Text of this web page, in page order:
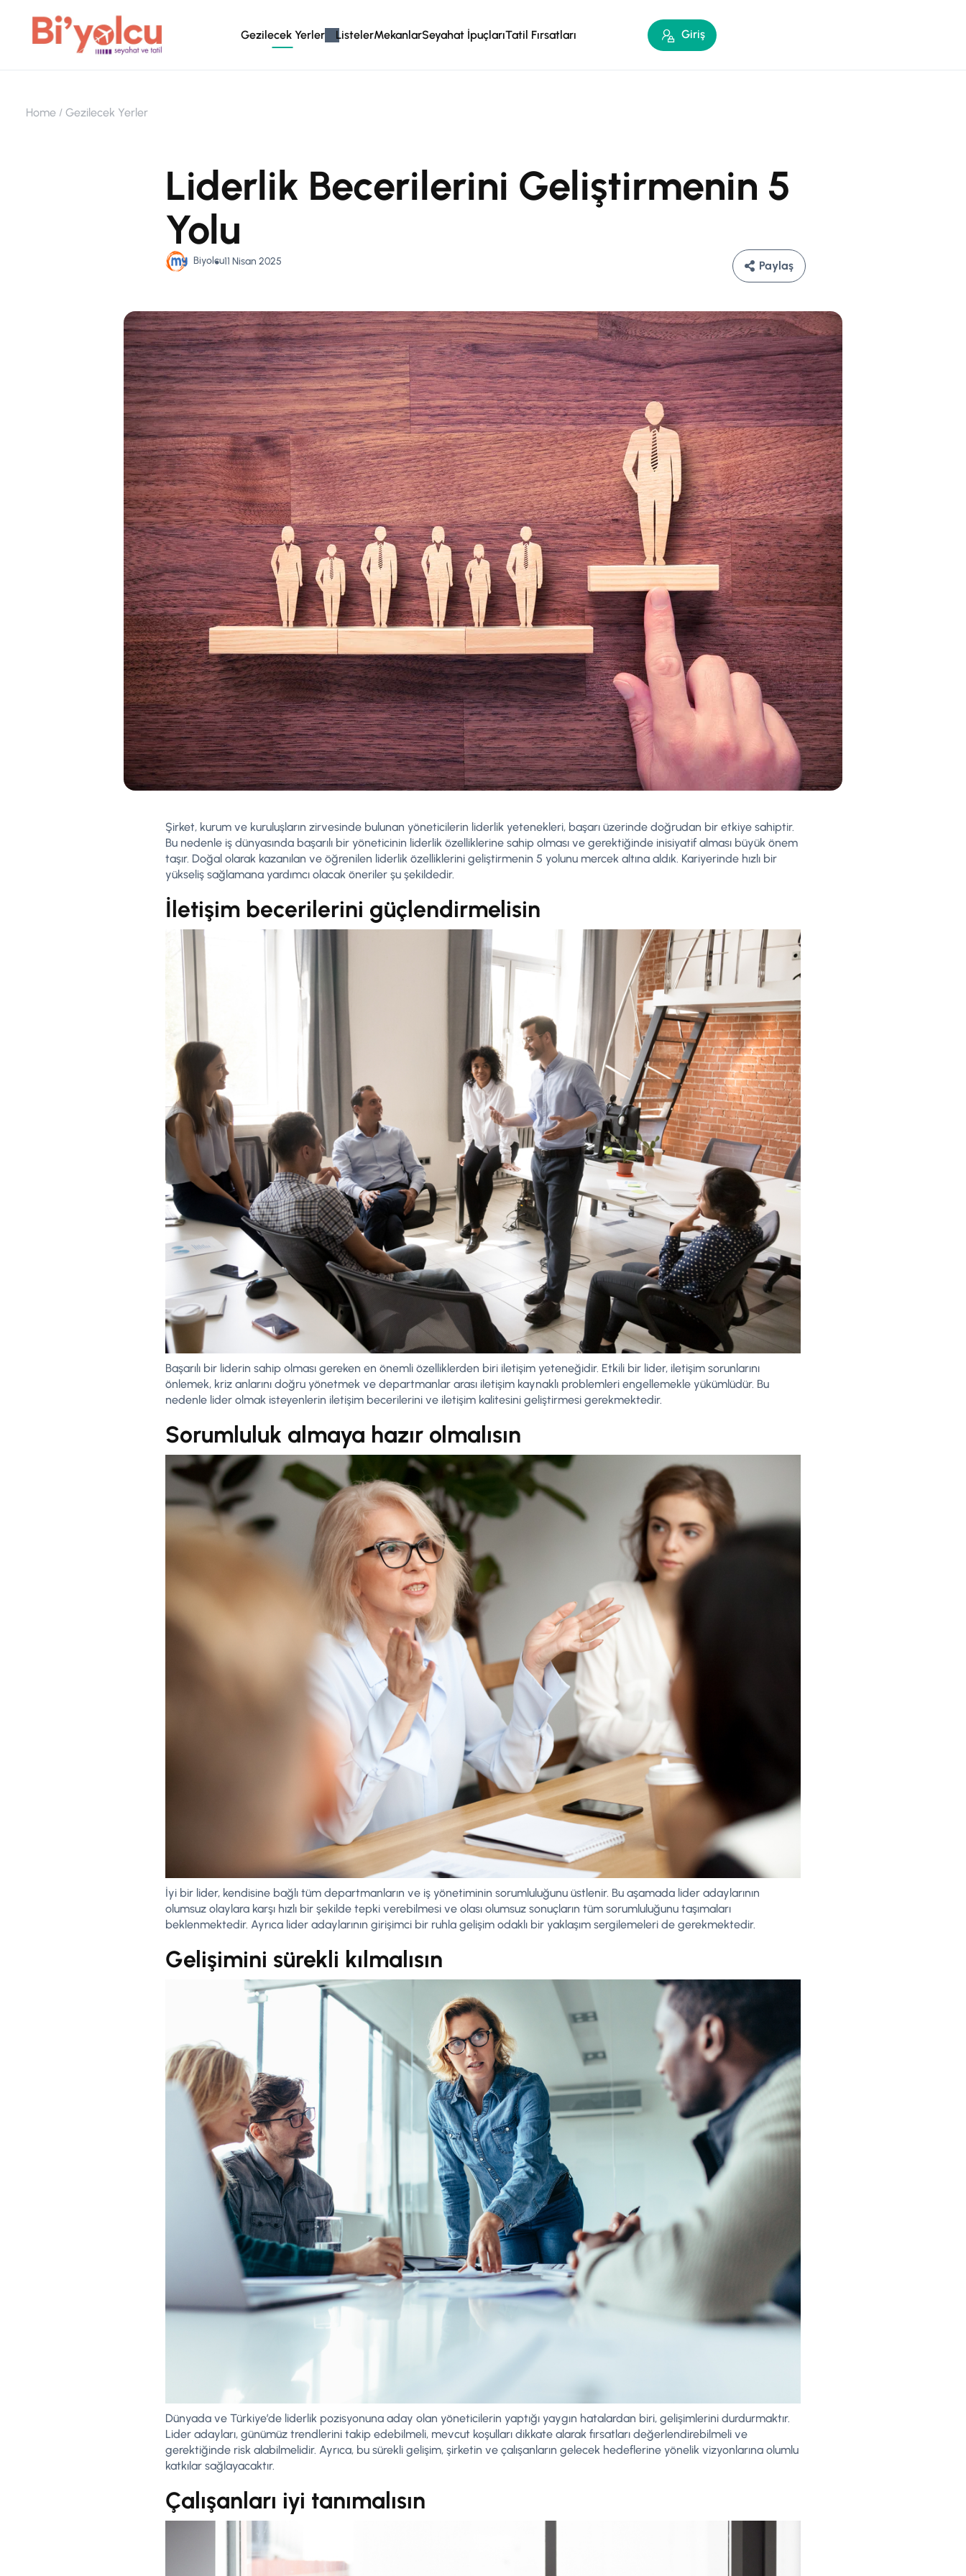
Gezilecek Yerler ListelerMekanlarSeyahat İpuçlarıTatil Fırsatları Giriş
Home Gezilecek Yerler
Liderlik Becerilerini Geliştirmenin 5
Yolu
Biyolcu11 Nisan 2025 Paylaş
Şirket, kurum ve kuruluşların zirvesinde bulunan yöneticilerin liderlik yetenekleri, başarı üzerinde doğrudan bir etkiye sahiptir.
Bu nedenle iş dünyasında başarılı bir yöneticinin liderlik özelliklerine sahip olması ve gerektiğinde inisiyatif alması büyük önem
taşır. Doğal olarak kazanılan ve öğrenilen liderlik özelliklerini geliştirmenin 5 yolunu mercek altına aldık. Kariyerinde hızlı bir
yükseliş sağlamana yardımcı olacak öneriler şu şekildedir.
İletişim becerilerini güçlendirmelisin
Başarılı bir liderin sahip olması gereken en önemli özelliklerden biri iletişim yeteneğidir. Etkili bir lider, iletişim sorunlarını
önlemek, kriz anlarını doğru yönetmek ve departmanlar arası iletişim kaynaklı problemleri engellemekle yükümlüdür. Bu
nedenle lider olmak isteyenlerin iletişim becerilerini ve iletişim kalitesini geliştirmesi gerekmektedir.
Sorumluluk almaya hazır olmalısın
İyi bir lider, kendisine bağlı tüm departmanların ve iş yönetiminin sorumluluğunu üstlenir. Bu aşamada lider adaylarının
olumsuz olaylara karşı hızlı bir şekilde tepki verebilmesi ve olası olumsuz sonuçların tüm sorumluluğunu taşımaları
beklenmektedir. Ayrıca lider adaylarının girişimci bir ruhla gelişim odaklı bir yaklaşım sergilemeleri de gerekmektedir.
Gelişimini sürekli kılmalısın
Dünyada ve Türkiye’de liderlik pozisyonuna aday olan yöneticilerin yaptığı yaygın hatalardan biri, gelişimlerini durdurmaktır.
Lider adayları, günümüz trendlerini takip edebilmeli, mevcut koşulları dikkate alarak fırsatları değerlendirebilmeli ve
gerektiğinde risk alabilmelidir. Ayrıca, bu sürekli gelişim, şirketin ve çalışanların gelecek hedeflerine yönelik vizyonlarına olumlu
katkılar sağlayacaktır.
Çalışanları iyi tanımalısın